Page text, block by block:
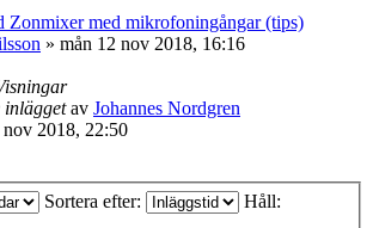
Zonmixer med mikrofoningångar (tips)
» mån 12 nov 2018, 16:16
inläggetav Johannes Nordgren
nov 2018, 22:50
Sortera efter: Håll: